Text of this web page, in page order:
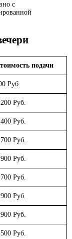
с
подачи
Руб.
Руб.
Руб.
Руб.
Руб.
Руб.
Руб.
Руб.
Руб.